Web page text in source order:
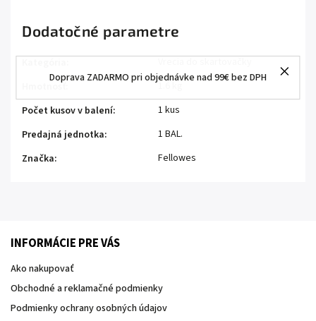
Doprava ZADARMO pri objednávke nad 99€ bez DPH
Dodatočné parametre
Hmotnosť
Počet kusov v balení:
1 kus
Predajná jednotka:
1 BAL.
Značka: Fellowes
INFORMÁCIE PRE VÁS
Ako nakupovať
Obchodné a reklamačné podmienky
Podmienky ochrany osobných údajov